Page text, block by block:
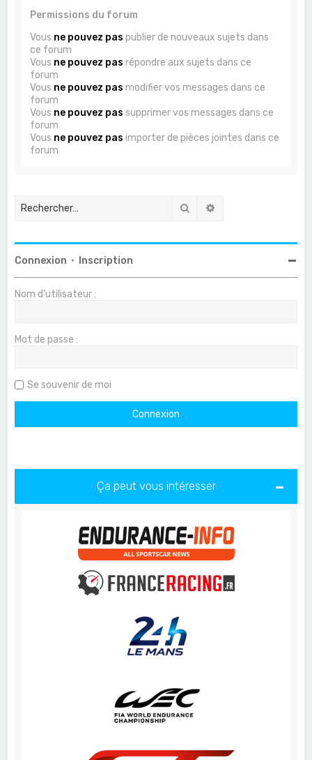
Permissions du forum
Vous ne pouvez pas publier de nouveaux sujets dans
ce forum
Vous ne pouvez pas répondre aux sujets dans ce
forum
Vous ne pouvez pas modifier vos messages dans ce
forum
Vous ne pouvez pas supprimer vos messages dans ce
forum
Vous ne pouvez pas importer de pièces jointes dans ce
forum
Rechercher
Connexion • Inscription
Nom d’utilisateur :
Mot de passe :
Se souvenir de moi
Ça peut vous intéresser